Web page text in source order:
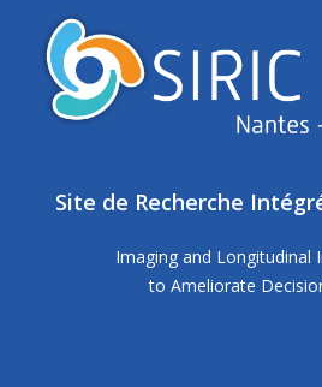
Site de Recherche
Imaging and Longitudinal
to Ameliorate